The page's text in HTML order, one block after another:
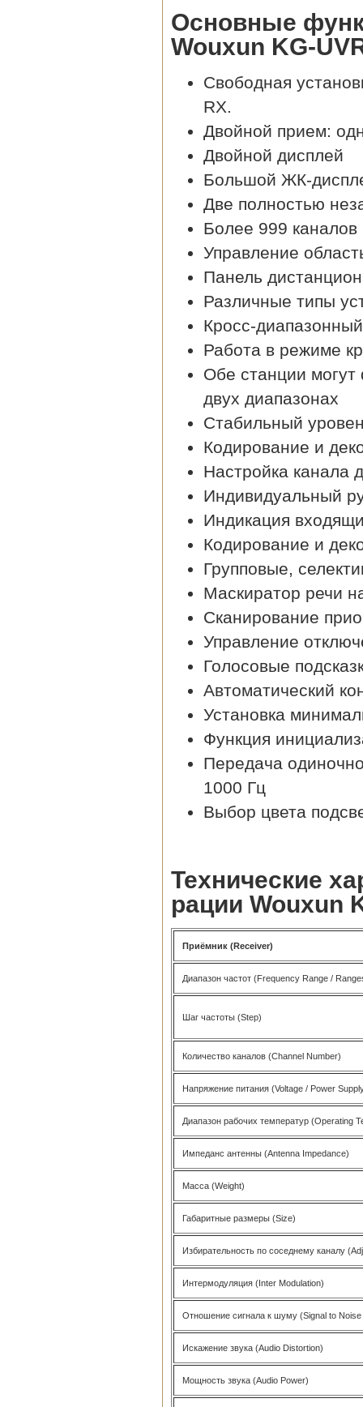
Основные
Wouxun KG-
Свободная
RX.
Двойной прием:
Двойной дисплей
Большой ЖК-
Две полностью
Более 999 каналов
Управление
Панель
Различные типы
Кросс-
Работа в режиме
Обе станции
двух диапазонах
Стабильный
Кодирование и
Настройка канала
Индивидуальный
Индикация
Кодирование и
Групповые,
Маскиратор речи
Сканирование
Управление
Голосовые
Автоматический
Установка
Функция
Передача
1000 Гц
Выбор цвета
Технические
рации Wouxun
Диапазон частот (Frequency Range /
Шаг частоты (Step)
Количество каналов (Channel Number)
Напряжение питания (Voltage / Power
Диапазон рабочих температур (Operating
Импеданс антенны (Antenna Impedance)
Масса (Weight)
Габаритные размеры (Size)
Приёмник (Receiver)
Избирательность по соседнему каналу
Интермодуляция (Inter Modulation)
Отношение сигнала к шуму (Signal to Noise
Искажение звука (Audio Distortion)
Мощность звука (Audio Power)